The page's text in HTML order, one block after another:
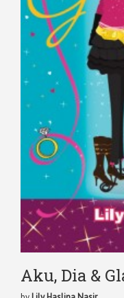
Aku, Dia &